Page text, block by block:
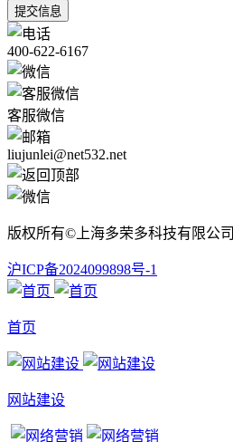
提交信息
400-622-6167
客服微信
liujunlei@net532.net
版权所有©上海多荣多科技有限公司
沪ICP备2024099898号-1
首页
网站建设